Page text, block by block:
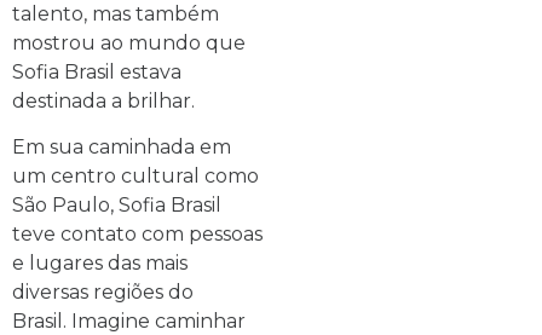
talento, mas também
mostrou ao mundo que
Sofia Brasil estava
destinada a brilhar.
Em sua caminhada em
um centro cultural como
São Paulo, Sofia Brasil
teve contato com pessoas
e lugares das mais
diversas regiões do
Brasil. Imagine caminhar